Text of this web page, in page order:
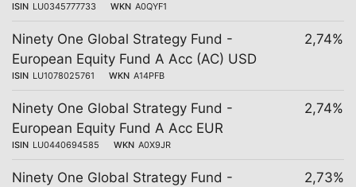
ISIN LU0345777733 WKN A0QYF1
Ninety One Global Strategy Fund -
European Equity Fund A Acc (AC) USD
ISIN LU1078025761 WKN A14PFB
2,74%
Ninety One Global Strategy Fund -
European Equity Fund A Acc EUR
ISIN LU0440694585 WKN A0X9JR
2,74%
Ninety One Global Strategy Fund -
2,73%